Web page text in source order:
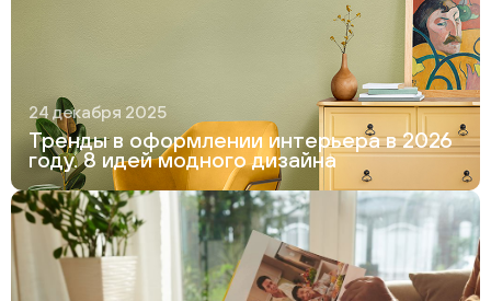
24 декабря 2025
Тренды в оформлении интерьера в 2026
году. 8 идей модного дизайна